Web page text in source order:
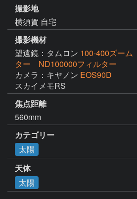
撮影地
横須賀 自宅
撮影機材
望遠鏡：タムロン 100-400ズー
ター ND100000フィルター
カメラ：キヤノン EOS90D
スカイメモRS
焦点距離
560mm
カテゴリー
太陽
天体
太陽